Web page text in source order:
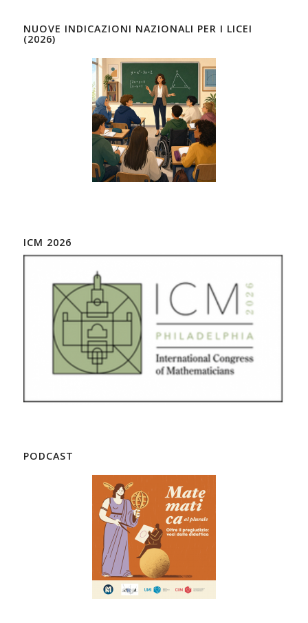
NUOVE INDICAZIONI NAZIONALI PER I LICEI
(2026)
ICM 2026
PODCAST